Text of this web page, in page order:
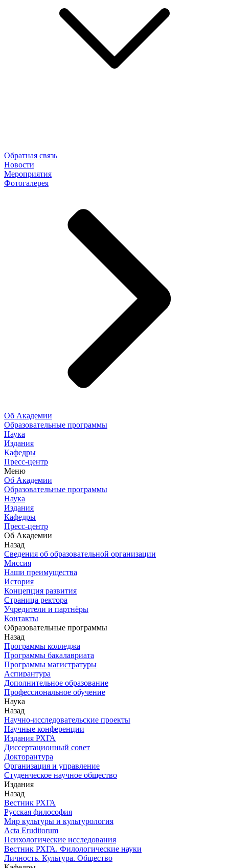
Обратная связь
Новости
Мероприятия
Фотогалерея
Об Академии
Образовательные программы
Наука
Издания
Кафедры
Пресс-центр
Меню
Об Академии
Образовательные программы
Наука
Издания
Кафедры
Пресс-центр
Об Академии
Назад
Сведения об образовательной организации
Миссия
Наши преимущества
История
Концепция развития
Страница ректора
Учредители и партнёры
Контакты
Образовательные программы
Назад
Программы колледжа
Программы бакалавриата
Программы магистратуры
Аспирантура
Дополнительное образование
Профессиональное обучение
Наука
Назад
Научно-исследовательские проекты
Научные конференции
Издания РХГА
Диссертационный совет
Докторантура
Организация и управление
Студенческое научное общество
Издания
Назад
Вестник РХГА
Русская философия
Мир культуры и культурология
Acta Eruditorum
Психологические исследования
Вестник РХГА. Филологические науки
Личность. Культура. Общество